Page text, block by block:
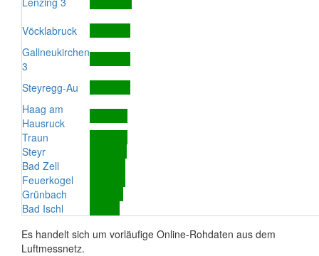
Vöcklabruck
Gallneukirchen
3
Steyregg-Au
Haag am
Hausruck
Traun
Steyr
Bad Zell
Feuerkogel
Grünbach
Bad Ischl
Es handelt sich um vorläufige Online-Rohdaten aus dem
Luftmessnetz.